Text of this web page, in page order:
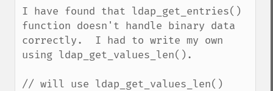
I have found that ldap_get_entries()
function doesn't handle binary data
correctly.  I had to write my own
using ldap_get_values_len().
// will use ldap_get_values_len()